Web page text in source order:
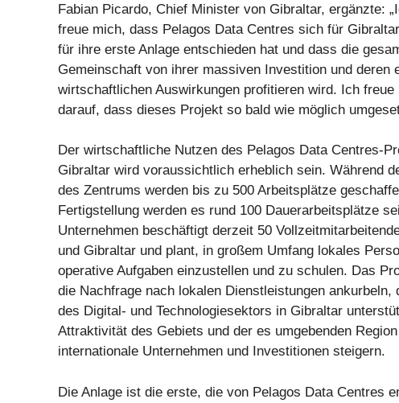
Fabian Picardo, Chief Minister von Gibraltar, ergänzte:
freue mich, dass Pelagos Data Centres sich für
für ihre erste Anlage entschieden hat und dass die
Gemeinschaft von ihrer massiven Investition und deren
wirtschaftlichen Auswirkungen profitieren wird. Ich freue
darauf, dass dieses Projekt so bald wie möglich
Der wirtschaftliche Nutzen des Pelagos Data Centres-
Gibraltar wird voraussichtlich erheblich sein. Während
des Zentrums werden bis zu 500 Arbeitsplätze
Fertigstellung werden es rund 100 Dauerarbeitsplätze
Unternehmen beschäftigt derzeit 50
und Gibraltar und plant, in großem Umfang lokales
operative Aufgaben einzustellen und zu schulen. Das
die Nachfrage nach lokalen Dienstleistungen ankurbeln,
des Digital- und Technologiesektors in Gibraltar
Attraktivität des Gebiets und der es umgebenden
internationale Unternehmen und Investitionen steigern.
Die Anlage ist die erste, die von Pelagos Data Centres